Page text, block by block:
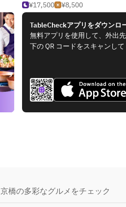
¥17,500
¥8,500
TableCheckアプリをダウンロ
無料アプリを使用して、外出
下の QR コードをスキャンし
京橋の多彩なグルメをチェック